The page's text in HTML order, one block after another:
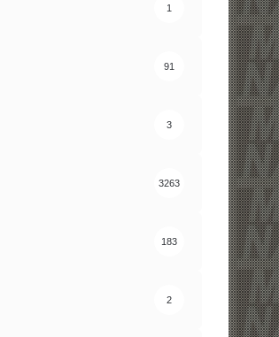
1
91
3
3263
183
2